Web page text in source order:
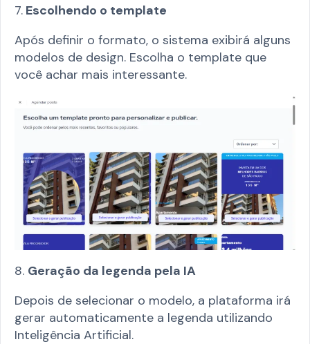
7. Escolhendo o template
Após definir o formato, o sistema exibirá alguns
modelos de design. Escolha o template que
você achar mais interessante.
8. Geração da legenda pela IA
Depois de selecionar o modelo, a plataforma irá
gerar automaticamente a legenda utilizando
Inteligência Artificial.